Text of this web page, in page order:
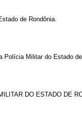
de Rondônia.
Polícia Militar do Estado
DO ESTADO DE